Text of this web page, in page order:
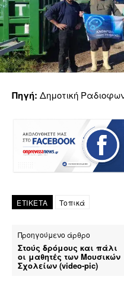
Πηγή: Δημοτική
ΕΤΙΚΕΤΑ Τοπικά
Προηγούμενο άρθρο
Στούς δρόμους και πάλι
οι μαθητές των Μουσικών
Σχολείων (video-pic)